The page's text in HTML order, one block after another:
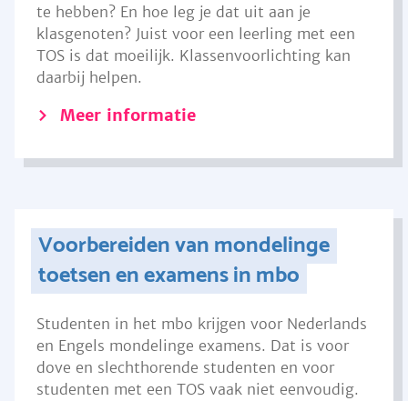
te hebben? En hoe leg je dat uit aan je
klasgenoten? Juist voor een leerling met een
TOS is dat moeilijk. Klassenvoorlichting kan
daarbij helpen.
Meer informatie
Voorbereiden van mondelinge
toetsen en examens in mbo
Studenten in het mbo krijgen voor Nederlands
en Engels mondelinge examens. Dat is voor
dove en slechthorende studenten en voor
studenten met een TOS vaak niet eenvoudig.